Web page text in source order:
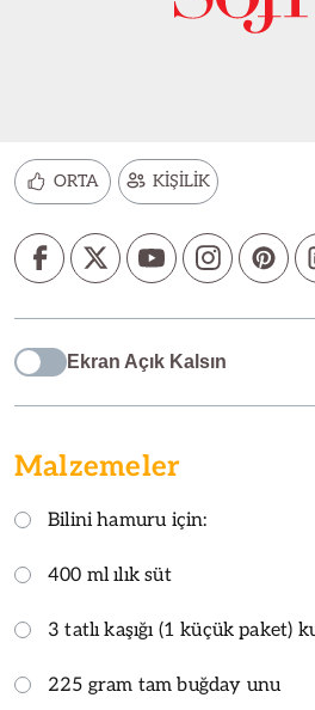
ORTA KİŞİLİK
Ekran Açık Kalsın
Malzemeler
Bilini hamuru için:
400 ml ılık süt
3 tatlı kaşığı (1 küçük paket)
225 gram tam buğday unu